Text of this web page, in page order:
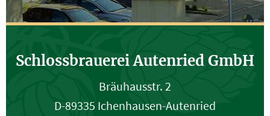
Schlossbrauerei Autenried GmbH
Bräuhausstr. 2
D-89335 Ichenhausen-Autenried